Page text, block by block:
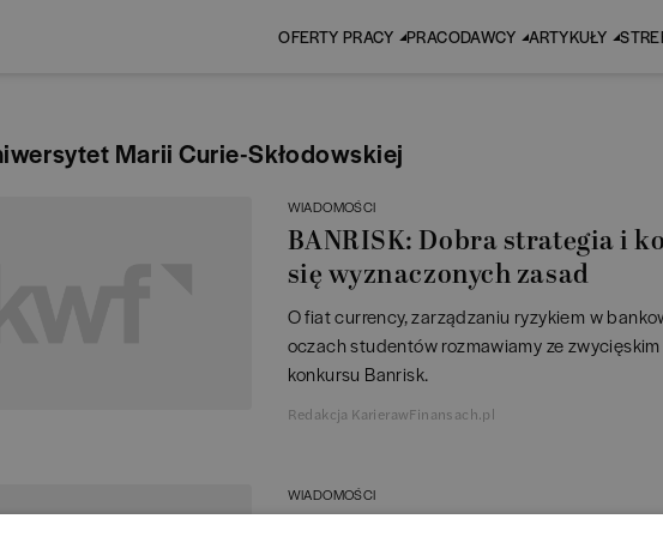
OFERTY PRACY PRACODAWCY ARTYKUŁY
Marii Curie-Skłodowskiej
WIADOMOŚCI
BANRISK: Dobra strategia i
się wyznaczonych zasad
O fiat currency, zarządzaniu ryzykiem w
oczach studentów rozmawiamy ze
konkursu Banrisk.
Redakcja KarierawFinansach.pl
WIADOMOŚCI